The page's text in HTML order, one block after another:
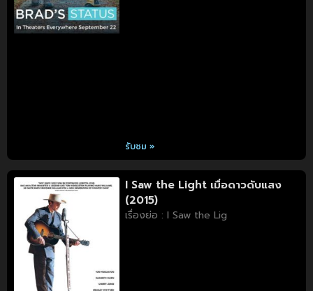
รับชม »
I Saw the Light เมื่อดาวดับแสง
(2015)
เรื่องย่อ : I Saw the Lig